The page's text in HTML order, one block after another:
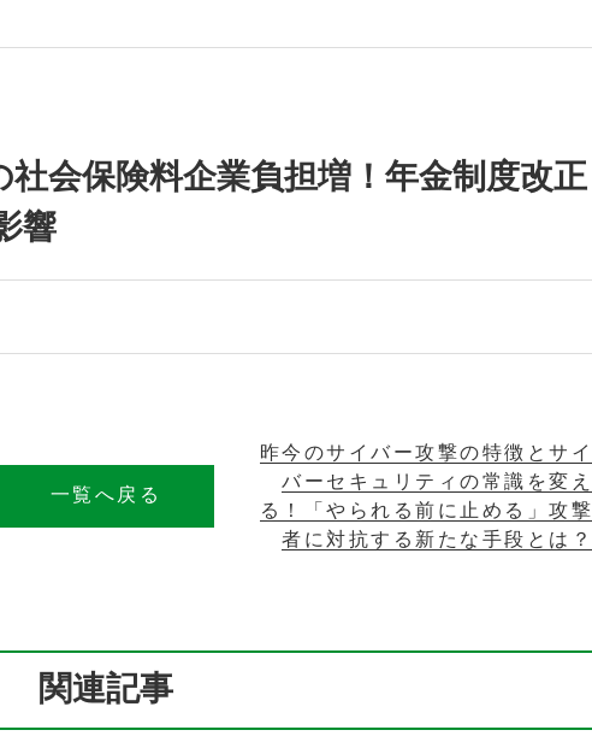
社会保険料企業負担増！年金制度改正
響
一覧へ戻る
昨今のサイバー攻撃の特徴とサイ
バーセキュリティの常識を変え
る！「やられる前に止める」攻撃
者に対抗する新たな手段とは？
関連記事